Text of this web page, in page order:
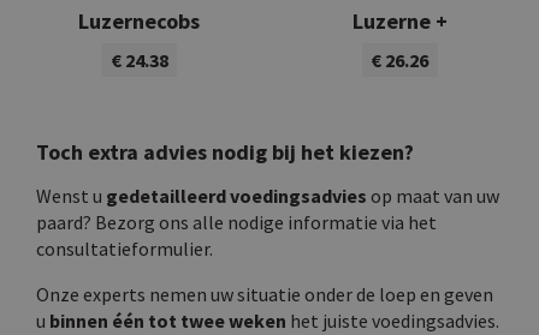
Luzernecobs
€ 24.38
Luzerne +
€ 26.26
Toch extra advies nodig bij het kiezen?
Wenst u gedetailleerd voedingsadvies op maat van uw
paard? Bezorg ons alle nodige informatie via het
consultatieformulier.
Onze experts nemen uw situatie onder de loep en geven
u binnen één tot twee weken het juiste voedingsadvies.